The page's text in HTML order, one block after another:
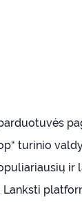
turinio
ir